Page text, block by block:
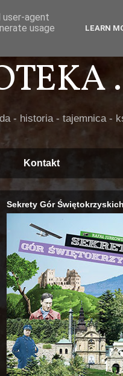
- historia - tajemnica -
Kontakt
Sekrety Gór Świętokrzyskich
user-agent
usage
LEARN